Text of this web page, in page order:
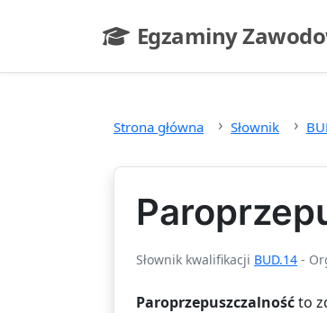
Egzaminy
- strona główna
Strona główna Słownik
Słownik kwalifikacji BUD.14 -
Paroprzepuszczalnośćto